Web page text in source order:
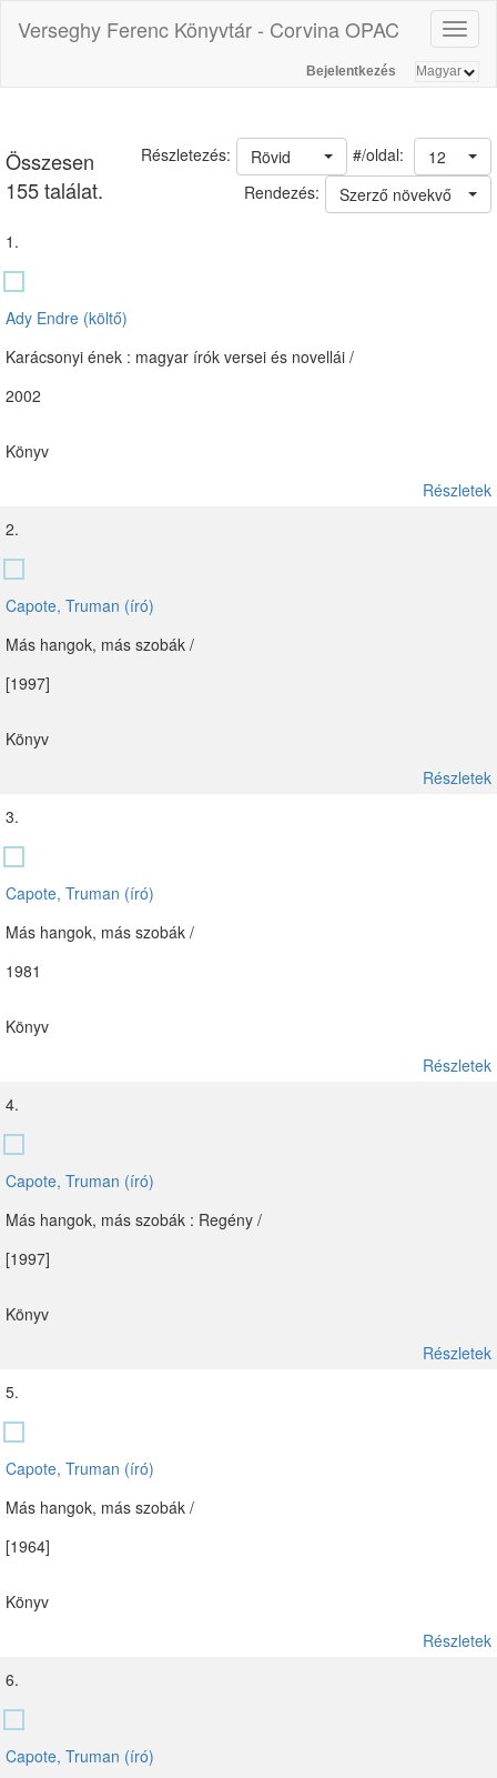
Verseghy Ferenc Könyvtár - Corvina OPAC
Bejelentkezés
Összesen
155 találat.
#/oldal: 12
Rövid
Részletezés:
Rendezés:
Szerző növekvő
1.
Ady Endre (költő)
Karácsonyi ének : magyar írók versei és novellái /
2002
Könyv
Részletek
2.
Capote, Truman (író)
Más hangok, más szobák /
[1997]
Könyv
Részletek
3.
Capote, Truman (író)
Más hangok, más szobák /
1981
Könyv
Részletek
4.
Capote, Truman (író)
Más hangok, más szobák : Regény /
[1997]
Könyv
Részletek
5.
Capote, Truman (író)
Más hangok, más szobák /
[1964]
Könyv
Részletek
6.
Capote, Truman (író)